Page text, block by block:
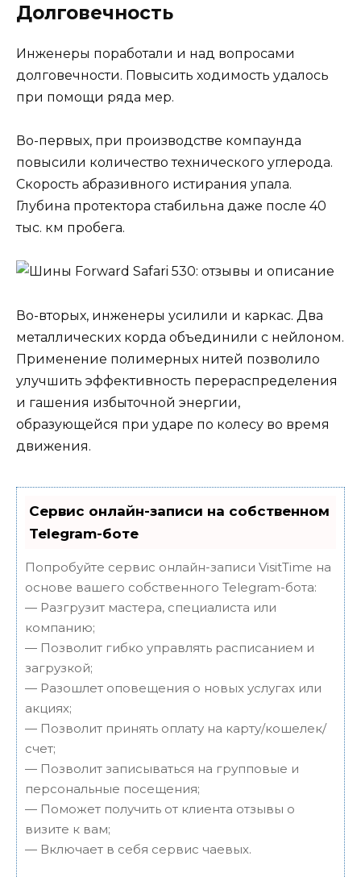
Долговечность
Инженеры поработали и над вопросами
долговечности. Повысить ходимость удалось
при помощи ряда мер.
Во-первых, при производстве компаунда
повысили количество технического углерода.
Скорость абразивного истирания упала.
Глубина протектора стабильна даже после 40
тыс. км пробега.
Во-вторых, инженеры усилили и каркас. Два
металлических корда объединили с нейлоном.
Применение полимерных нитей позволило
улучшить эффективность перераспределения
и гашения избыточной энергии,
образующейся при ударе по колесу во время
движения.
Сервис онлайн-записи на собственном
Telegram-боте
Попробуйте сервис онлайн-записи VisitTime на
основе вашего собственного Telegram-бота:
— Разгрузит мастера, специалиста или
компанию;
— Позволит гибко управлять расписанием и
загрузкой;
— Разошлет оповещения о новых услугах или
акциях;
— Позволит принять оплату на карту/кошелек/
счет;
— Позволит записываться на групповые и
персональные посещения;
— Поможет получить от клиента отзывы о
визите к вам;
— Включает в себя сервис чаевых.